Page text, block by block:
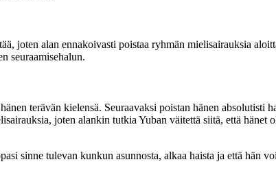
joten alan ennakoivasti poistaa ryhmän mielisairauksia
seuraamisehalun.
terävän kielensä. Seuraavaksi poistan hänen
joten alankin tutkia Yuban väitettä siitä, että
sinne tulevan kunkun asunnosta, alkaa haista ja että hän